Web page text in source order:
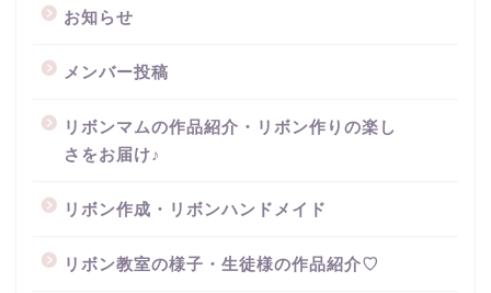
お知らせ
メンバー投稿
リボンマムの作品紹介・リボン作りの楽し
さをお届け♪
リボン作成・リボンハンドメイド
リボン教室の様子・生徒様の作品紹介♡